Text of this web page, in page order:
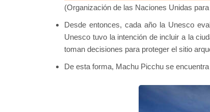
(Organización de las Naciones Unidas
Desde entonces, cada año la Unesco
Unesco tuvo la intención de incluir a la
toman decisiones para proteger el sitio
De esta forma, Machu Picchu se